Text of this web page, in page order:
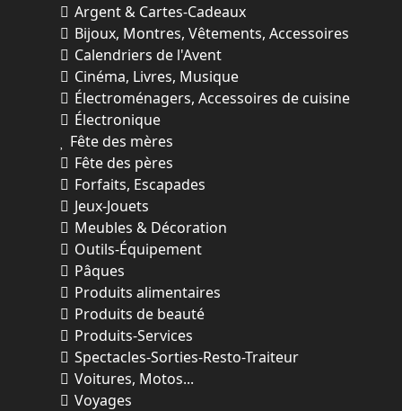
Argent & Cartes-Cadeaux
Bijoux, Montres, Vêtements, Accessoires
Calendriers de l'Avent
Cinéma, Livres, Musique
Électroménagers, Accessoires de cuisine
Électronique
Fête des mères
Fête des pères
Forfaits, Escapades
Jeux-Jouets
Meubles & Décoration
Outils-Équipement
Pâques
Produits alimentaires
Produits de beauté
Produits-Services
Spectacles-Sorties-Resto-Traiteur
Voitures, Motos...
Voyages